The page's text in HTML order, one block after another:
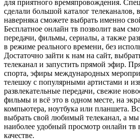
для приятного времяпровождения.
сделали большой каталог телеканалов,
наверняка сможете выбрать именно
Бесплатное онлайн тв позволит вам
передачи, фильмы, сериалы, а также
в режиме реального времени, без
Достаточно зайти к нам на сайт,
телеканал и запустить прямой эфир.
спорта, эфиры международных
телешоу с популярными артистами и
развлекательные передачи, свежие
фильмы и всё это в одном месте, на
компьютера, ноутбука или планшета.
выбрать свой любимый телеканал, а
наиболее удобный просмотр онлайн
качестве.